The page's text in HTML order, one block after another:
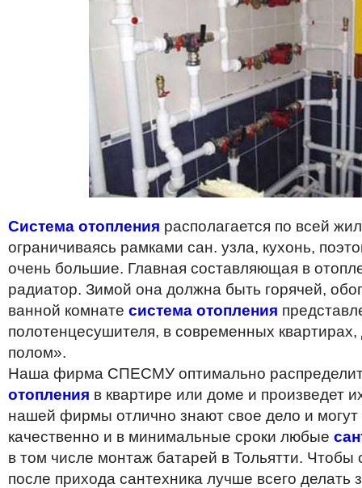
Система отопления располагается по всей
ограничиваясь рамками сан. узла, кухонь,
очень большие. Главная составляющая в
радиатор. Зимой она должна быть горячей,
ванной комнате система отопления
полотенцесушителя, в современных
полом».
Наша фирма СПЕСМУ оптимально
отопления в квартире или доме и произведет
нашей фирмы отлично знают свое дело и могут
качественно и в минимальные сроки любые
в том числе монтаж батарей в Тольятти. Чтобы
после прихода сантехника лучше всего делать